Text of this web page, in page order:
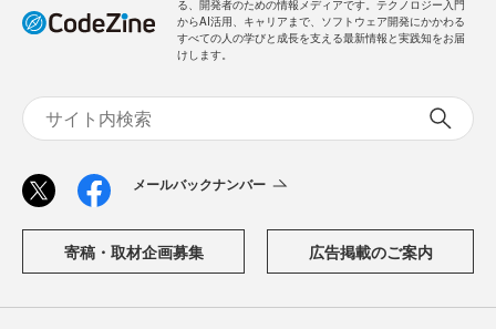
る、開発者のための情報メディアです。テクノロジー入門
からAI活用、キャリアまで、ソフトウェア開発にかかわる
すべての人の学びと成長を支える最新情報と実践知をお届
けします。
メールバックナンバー
寄稿・取材企画募集 広告掲載のご案内